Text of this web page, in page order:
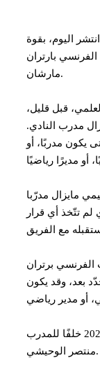
اليوم، بقوة
الفرنسي بارتران
مارشان.
قبل قليل،
مدرب النادي.
يكون مدربًا، أو
مايزال مدرّبا
لم تتّخذ أي قرار
برتران
بعد، وقد يكون
وتمّ التعاقد مع عادل السليمي في 19 ماي 2022 خلفًا للمدرب
منتصر الوحيشي.